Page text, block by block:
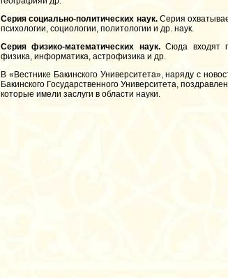
Серия социально-политических наук. Серия
психологии, социологии, политологии и др. наук.
Серия физико-математических наук.Сюда входят
физика, информатика, астрофизика и др.
В «Вестнике Бакинского Университета», наряду с
Бакинского Государственного Университета,
которые имели заслуги в области науки.